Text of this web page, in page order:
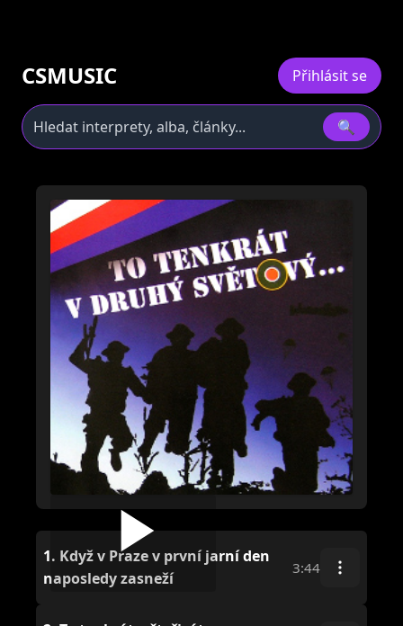
CSMUSIC Přihlásit se
🔍
1. Když v Praze v první jarní den
naposledy zasneží
3:44